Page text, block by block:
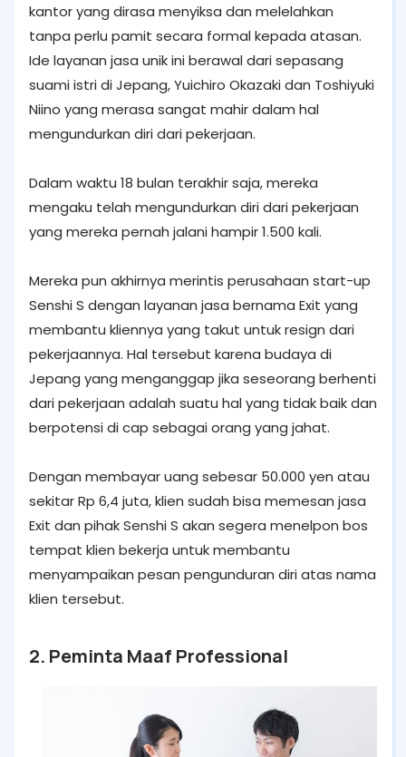
kantor yang dirasa menyiksa dan melelahkan
tanpa perlu pamit secara formal kepada atasan.
Ide layanan jasa unik ini berawal dari sepasang
suami istri di Jepang, Yuichiro Okazaki dan Toshiyuki
Niino yang merasa sangat mahir dalam hal
mengundurkan diri dari pekerjaan.
Dalam waktu 18 bulan terakhir saja, mereka
mengaku telah mengundurkan diri dari pekerjaan
yang mereka pernah jalani hampir 1.500 kali.
Mereka pun akhirnya merintis perusahaan start-up
Senshi S dengan layanan jasa bernama Exit yang
membantu kliennya yang takut untuk resign dari
pekerjaannya. Hal tersebut karena budaya di
Jepang yang menganggap jika seseorang berhenti
dari pekerjaan adalah suatu hal yang tidak baik dan
berpotensi di cap sebagai orang yang jahat.
Dengan membayar uang sebesar 50.000 yen atau
sekitar Rp 6,4 juta, klien sudah bisa memesan jasa
Exit dan pihak Senshi S akan segera menelpon bos
tempat klien bekerja untuk membantu
menyampaikan pesan pengunduran diri atas nama
klien tersebut.
2. Peminta Maaf Professional